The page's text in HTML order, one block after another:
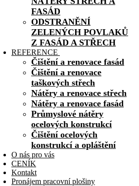
FASÁD
ODSTRANĚNÍ
ZELENÝCH POVLAKŮ
Z FASÁD A STŘECH
REFERENCE
Čištění a renovace fasád
Čištění a renovace
taškových střech
Nátěry a renovace střech
Nátěry a renovace fasád
Průmyslové nátěry
ocelových konstrukcí
Čištění ocelových
konstrukcí a opláštění
O nás pro vás
CENÍK
Kontakt
Pronájem pracovní plošiny